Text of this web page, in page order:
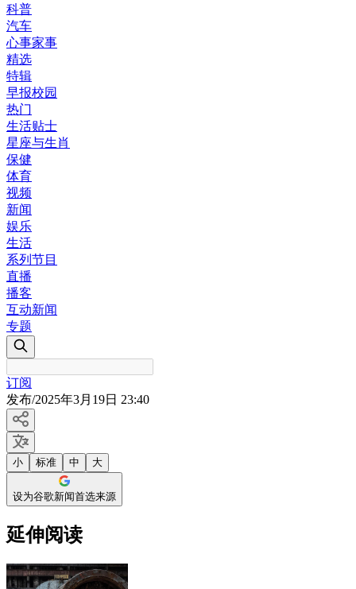
科普
汽车
心事家事
精选
特辑
早报校园
热门
生活贴士
星座与生肖
保健
体育
视频
新闻
娱乐
生活
系列节目
直播
播客
互动新闻
专题
订阅
发布/2025年3月19日 23:40
小 标准 中 大
设为谷歌新闻首选来源
延伸阅读